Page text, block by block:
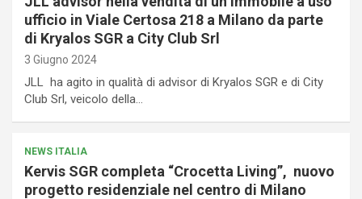
ufficio in Viale Certosa 218 a Milano da parte
di Kryalos SGR a City Club Srl
3 Giugno 2024
JLL ha agito in qualità di advisor di Kryalos SGR e di City
Club Srl, veicolo della…
NEWS ITALIA
Kervis SGR completa “Crocetta Living”, nuovo
progetto residenziale nel centro di Milano